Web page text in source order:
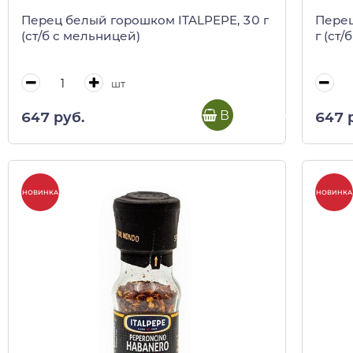
Перец белый горошком ITALPEPE, 30 г
(ст/б с мельницей)
шт
647 руб. В корзину
г (ст/
647
НОВИНКА НОВИНКА